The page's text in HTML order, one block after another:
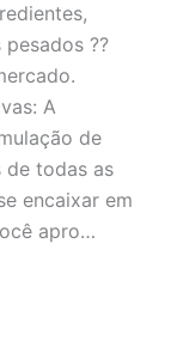
??
A
de
de todas as
encaixar em
apro…